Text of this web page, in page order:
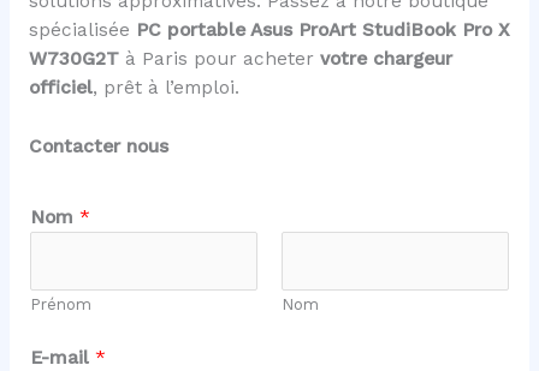
spécialisée PC portable Asus ProArt StudiBook Pro X
W730G2Tà Paris pour acheter votre chargeur
officiel, prêt à l’emploi.
Contacter nous
Nom *
Prénom Nom
E-mail *